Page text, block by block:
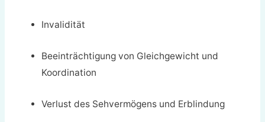
Invalidität
Beeinträchtigung von Gleichgewicht und
Koordination
Verlust des Sehvermögens und Erblindung